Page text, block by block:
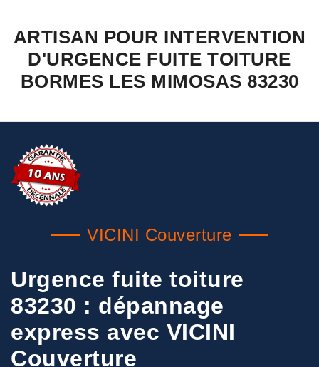
ARTISAN POUR INTERVENTION
D'URGENCE FUITE TOITURE
BORMES LES MIMOSAS 83230
VICINI Couverture
Urgence fuite toiture
83230 : dépannage
express avec VICINI
Couverture